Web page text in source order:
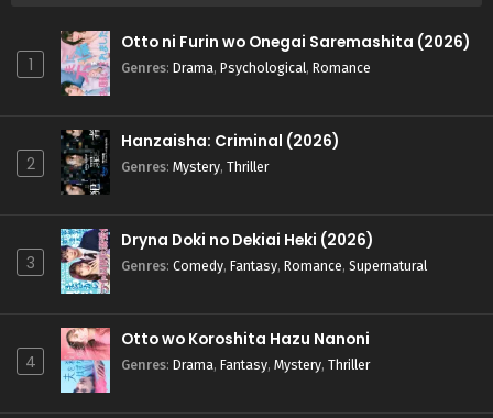
1
Otto ni Furin wo Onegai Saremashita (2026)
Genres: Drama, Psychological, Romance
2
Hanzaisha: Criminal (2026)
Genres: Mystery, Thriller
3
Dryna Doki no Dekiai Heki (2026)
Genres: Comedy, Fantasy, Romance, Supernatural
4
Otto wo Koroshita Hazu Nanoni
Genres: Drama, Fantasy, Mystery, Thriller